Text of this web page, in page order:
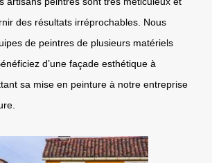
des résultats irréprochables. Nous
de peintres de plusieurs matériels
d’une façade esthétique à
sa mise en peinture à notre entreprise